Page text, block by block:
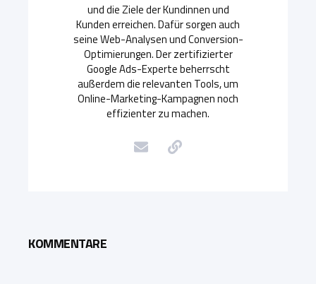
und die Ziele der Kundinnen und
Kunden erreichen. Dafür sorgen auch
seine Web-Analysen und Conversion-
Optimierungen. Der zertifizierter
Google Ads-Experte beherrscht
außerdem die relevanten Tools, um
Online-Marketing-Kampagnen noch
effizienter zu machen.
KOMMENTARE